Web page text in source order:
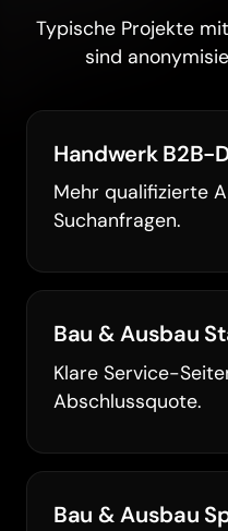
Typische Projekte
sind
Handwerk B2B-
Mehr qualifizierte
Suchanfragen.
Bau & Ausbau
Klare Service-
Abschlussquote.
Bau & Ausbau